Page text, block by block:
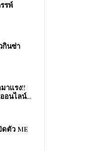
รพ์
กินซ่า
าแรง!!
อนไลน์…
ตัว​ ME​